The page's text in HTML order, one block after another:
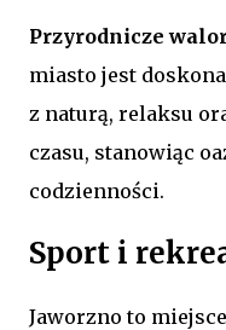
Przyrodnicze
miasto jest
z naturą, relaksu
czasu, stanowiąc
codzienności.
Sport i
Jaworzno to